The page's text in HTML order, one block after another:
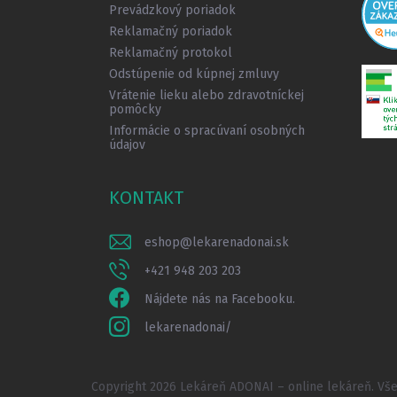
Prevádzkový poriadok
Reklamačný poriadok
Reklamačný protokol
Odstúpenie od kúpnej zmluvy
Vrátenie lieku alebo zdravotníckej
pomôcky
Informácie o spracúvaní osobných
údajov
KONTAKT
eshop@lekarenadonai.sk
+421 948 203 203
Nájdete nás na Facebooku.
lekarenadonai/
Copyright 2026 Lekáreň ADONAI – online lekáreň.